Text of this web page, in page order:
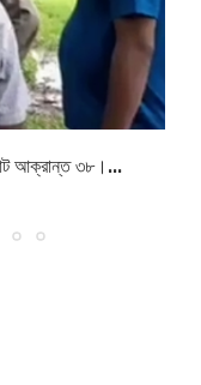
আক্রান্ত ৩৮।...